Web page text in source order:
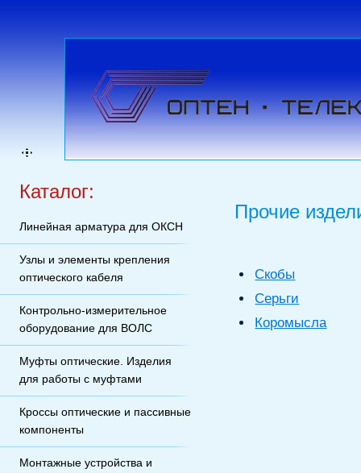
Каталог:
Линейная арматура для ОКСН
Узлы и элементы крепления
оптического кабеля
Контрольно-измерительное
оборудование для ВОЛС
Муфты оптические. Изделия
для работы с муфтами
Кроссы оптические и пассивные
компоненты
Монтажные устройства и
Прочие
Cкобы
Cерьги
Коромысла